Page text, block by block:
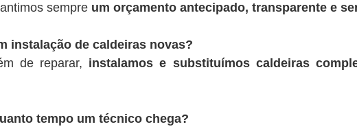
sempre um orçamento antecipado, transparente e
instalação de caldeiras novas?
de reparar, instalamos e substituímos caldeiras
tempo um técnico chega?